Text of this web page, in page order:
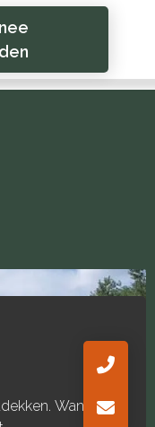
van
hoe ons lichaam